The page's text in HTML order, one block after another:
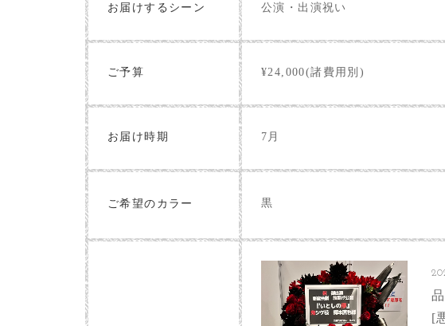
お届けするシーン 公演・出演祝い
ご予算 ¥24,000(諸費用別)
お届け時期 7月
ご希望のカラー 黒
[